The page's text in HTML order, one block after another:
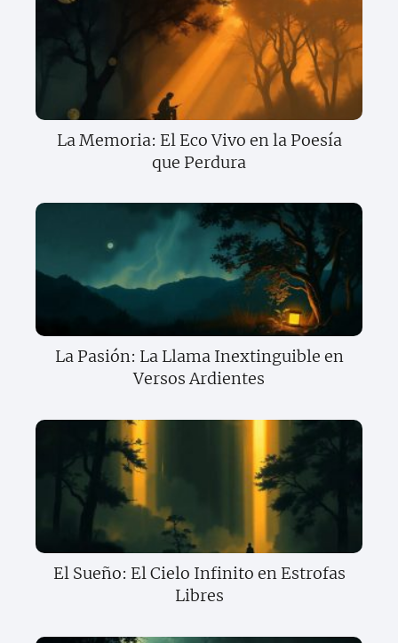
La Memoria: El Eco Vivo en la Poesía
que Perdura
La Pasión: La Llama Inextinguible en
Versos Ardientes
El Sueño: El Cielo Infinito en Estrofas
Libres